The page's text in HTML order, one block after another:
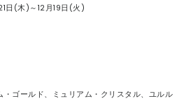
日(木)～12月19日(火)
・ゴールド、ミュリアム・クリスタル、ユルル